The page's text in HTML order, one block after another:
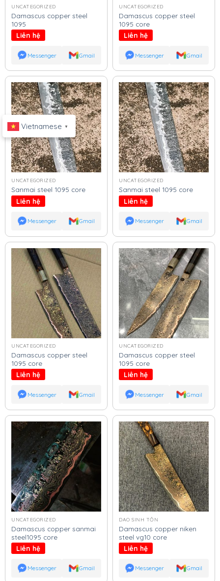
UNCATEGORIZED
Damascus copper steel
1095
Liên hệ
Messenger Gmail
UNCATEGORIZED
Damascus copper steel
1095 core
Liên hệ
Messenger Gmail
UNCATEGORIZED
Sanmai steel 1095 core
Liên hệ
Messenger Gmail
UNCATEGORIZED
Sanmai steel 1095 core
Liên hệ
Messenger Gmail
UNCATEGORIZED
Damascus copper steel
1095 core
Liên hệ
Messenger Gmail
UNCATEGORIZED
Damascus copper steel
1095 core
Liên hệ
Messenger Gmail
UNCATEGORIZED
Damascus copper sanmai
steel1095 core
Liên hệ
Messenger Gmail
DAO SINH TỒN
Damascus copper niken
steel vg10 core
Liên hệ
Messenger Gmail
Vietnamese ▼